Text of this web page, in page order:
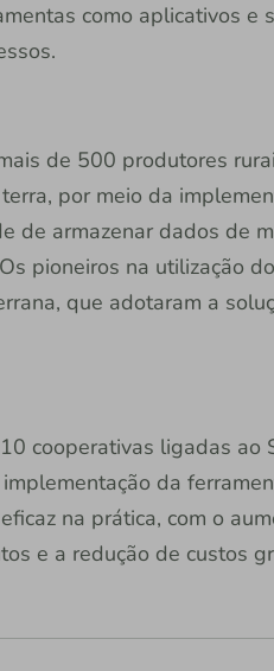
como aplicativos
de 500 produtores
por meio da
de armazenar dados de
pioneiros na utilização
que adotaram a
cooperativas ligadas ao
da
na prática, com o
e a redução de custos